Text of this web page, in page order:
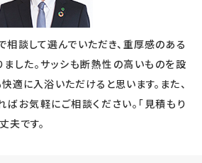
談して選んでいただき、重厚感のある
した。サッシも断熱性の高いものを設
適に入浴いただけると思います。また、
お気軽にご相談ください。「見積もり
夫です。